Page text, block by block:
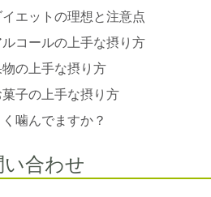
エットの理想と注意点
コールの上手な摂り方
の上手な摂り方
子の上手な摂り方
噛んでますか？
合わせ